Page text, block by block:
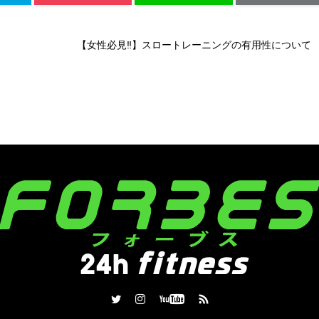
【女性必見‼】スロートレーニングの有用性について